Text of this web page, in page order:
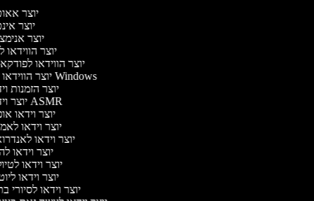
יוצר
יוצר
יוצר
יוצר
יוצר הווידאו
יוצר הווידאו של Windows
יוצר הזמנות
יוצר וידאו ASMR
יוצר וידאו
יוצר וידאו
יוצר וידאו
יוצר וידאו
יוצר וידאו
יוצר וידאו
יוצר וידאו לסיורי